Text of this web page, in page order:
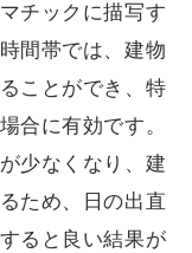
チックに描写す
間帯では、建物
ことができ、特
合に有効です。
少なくなり、建
ため、日の出直
ると良い結果が